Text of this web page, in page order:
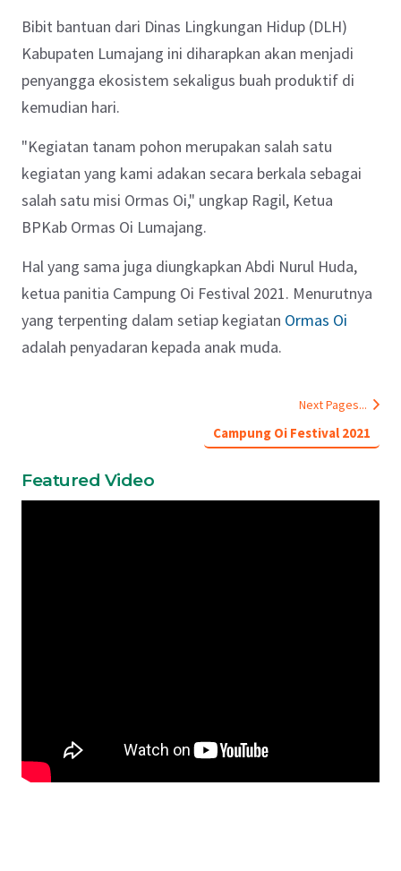
Bibit bantuan dari Dinas Lingkungan Hidup (DLH)
Kabupaten Lumajang ini diharapkan akan menjadi
penyangga ekosistem sekaligus buah produktif di
kemudian hari.
"Kegiatan tanam pohon merupakan salah satu
kegiatan yang kami adakan secara berkala sebagai
salah satu misi Ormas Oi," ungkap Ragil, Ketua
BPKab Ormas Oi Lumajang.
Hal yang sama juga diungkapkan Abdi Nurul Huda,
ketua panitia Campung Oi Festival 2021. Menurutnya
yang terpenting dalam setiap kegiatan Ormas Oi
adalah penyadaran kepada anak muda.
Next Pages...
Campung Oi Festival 2021
Featured Video